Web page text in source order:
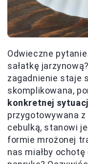
Odwieczne
sałatkę
zagadnienie staje
skomplikowana,
konkretnej
przygotowywana
cebulką, stanowi
formie mrożonej
nas miałby